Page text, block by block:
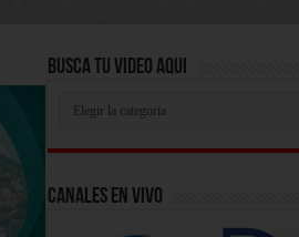
Busca Tu Video Aqui
Aqui
Canales En Vivo